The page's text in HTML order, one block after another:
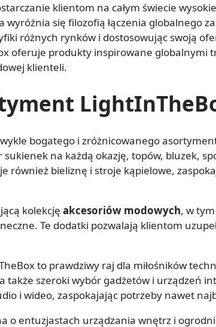
klientom na całym świecie
wyróżnia się filozofią łączenia globalnego
różnych rynków i dostosowując swoją
oferuje produkty inspirowane globalnymi
klienteli.
bogatego i zróżnicowanego
na każdą okazję, topów, bluzek,
również bieliznę i stroje kąpielowe,
kolekcję akcesoriów modowych, w
Te dodatki pozwalają klientom
to prawdziwy raj dla miłośników
także szeroki wybór gadżetów i urządzeń
i wideo, zaspokajając potrzeby nawet
o entuzjastach urządzania wnętrz i